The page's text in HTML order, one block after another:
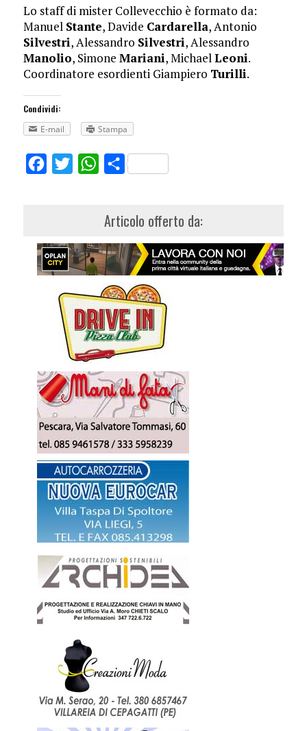
Lo staff di mister Collevecchio è formato da:
Manuel Stante, Davide Cardarella, Antonio
Silvestri, Alessandro Silvestri, Alessandro
Manolio, Simone Mariani, MichaelLeoni.
Coordinatore esordienti Giampiero Turilli.
Condividi:
E-mail
Stampa
FacebookTwitterWhatsApp
Share
Articolo offerto da: